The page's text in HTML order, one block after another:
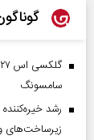
سامسونگ
زیرساخت‌های